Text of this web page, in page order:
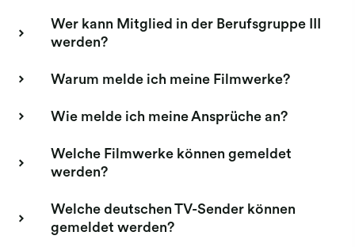
Wer kann Mitglied in der Berufsgruppe III
werden?
Warum melde ich meine Filmwerke?
Wie melde ich meine Ansprüche an?
Welche Filmwerke können gemeldet
werden?
Welche deutschen TV-Sender können
gemeldet werden?